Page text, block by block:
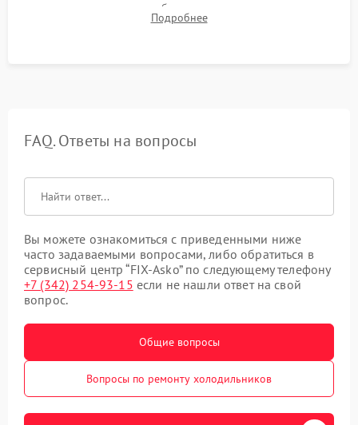
компрессора, отсутствия обмерзания стенок и корректного
срабатывания системы автоматической оттайки.
Подробнее
FAQ. Ответы на вопросы
Вы можете ознакомиться с приведенными ниже
часто задаваемыми вопросами, либо обратиться в
сервисный центр “FIX-Asko” по следующему телефону
+7 (342) 254-93-15 если не нашли ответ на свой
вопрос.
Общие вопросы
Вопросы по ремонту холодильников